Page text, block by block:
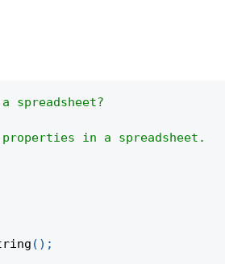
spreadsheet?
in a spreadsheet.
( ) ;